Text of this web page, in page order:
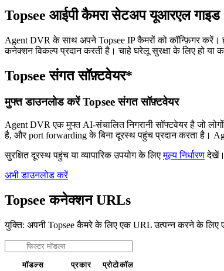
Topsee आईपी कैमरा सेटअप यूआरएल गाइड
Agent DVR के साथ अपने Topsee IP कैमरों को कॉन्फ़िगर करें।
कनेक्शन विकल्प प्रदान करती है। चाहे घरेलू सुरक्षा के लिए हो या
Topsee संगत सॉफ़्टवेयर*
मुफ्त डाउनलोड करें Topsee संगत सॉफ़्टवेयर
Agent DVR एक मुफ्त AI-संचालित निगरानी सॉफ्टवेयर है जो
है, और port forwarding के बिना दूरस्थ पहुंच प्रदान करता है।
सुरक्षित दूरस्थ पहुंच या व्यापारिक उपयोग के लिएमूल्य निर्धारणदेखें।
अभी डाउनलोड करें
Topsee कनेक्शन URLs
युक्ति: अपनी Topsee कैमरे के लिए एक URL उत्पन्न करने के
मॉडल्स प्रकार प्रोटोकॉल